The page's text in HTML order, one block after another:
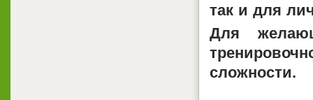
так и для
Для
сложности.